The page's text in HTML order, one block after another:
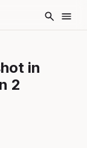
in
2